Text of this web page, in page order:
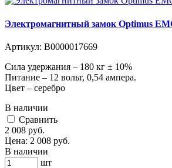
Электромагнитный замок Optimus
Артикул: В0000017669
Сила удержания – 180 кг ± 10%
Питание – 12 вольт, 0,54 ампера.
Цвет – серебро
В наличии
Cравнить
2 008 руб.
Цена: 2 008 руб.
В наличии
шт